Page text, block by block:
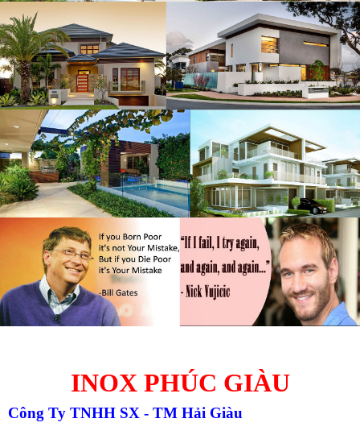
INOX PHÚC GIÀU
Công Ty TNHH SX - TM Hải Giàu